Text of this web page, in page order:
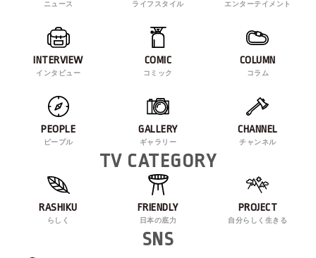
ニュース ライフスタイル エンターテイメント
INTERVIEW
インタビュー
COMIC
コミック
COLUMN
コラム
PEOPLE
ピープル
GALLERY
ギャラリー
CHANNEL
チャンネル
TV CATEGORY
RASHIKU
らしく
FRIENDLY
日本の底力
PROJECT
自分らしく生きる
SNS